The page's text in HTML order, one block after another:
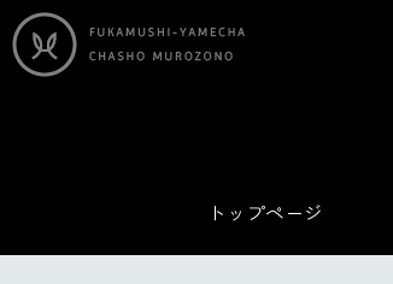
トップページ